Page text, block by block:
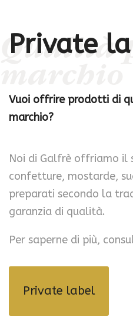
Qualità
Private
Vuoi offrire prodotti di
marchio?
Noi di Galfrè offriamo il
confetture, mostarde,
preparati secondo la
garanzia di qualità.
Per saperne di più,
Private label